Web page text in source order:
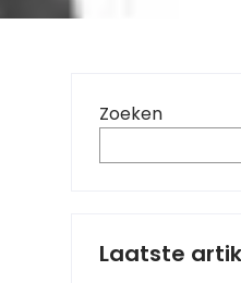
Zoeken
Laatste